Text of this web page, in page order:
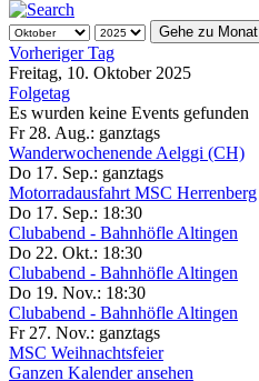
Gehe zu Monat
Vorheriger Tag
Freitag, 10. Oktober 2025
Folgetag
Es wurden keine Events gefunden
Fr 28. Aug.: ganztags
Wanderwochenende Aelggi (CH)
Do 17. Sep.: ganztags
Motorradausfahrt MSC Herrenberg
Do 17. Sep.: 18:30
Clubabend - Bahnhöfle Altingen
Do 22. Okt.: 18:30
Clubabend - Bahnhöfle Altingen
Do 19. Nov.: 18:30
Clubabend - Bahnhöfle Altingen
Fr 27. Nov.: ganztags
MSC Weihnachtsfeier
Ganzen Kalender ansehen